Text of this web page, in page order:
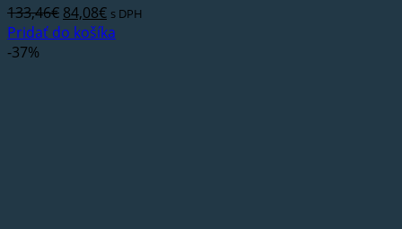
133,46€ Pôvodná
cena
84,08€Aktuálna
cena
s DPH
Pridať do košíka
-37%